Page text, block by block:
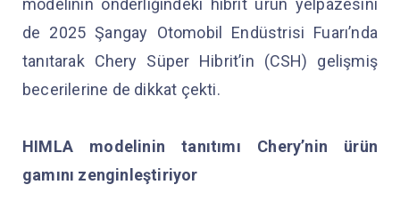
modelinin önderliğindeki hibrit ürün yelpazesini
de 2025 Şangay Otomobil Endüstrisi Fuarı’nda
tanıtarak Chery Süper Hibrit’in (CSH) gelişmiş
becerilerine de dikkat çekti.
HIMLA modelinin tanıtımı Chery’nin ürün
gamını zenginleştiriyor